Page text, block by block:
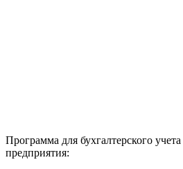
Программа для бухгалтерского
предприятия: